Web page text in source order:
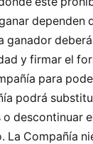
dependen
ganador
y firmar el
para
podrá
descontinuar
La Compañía